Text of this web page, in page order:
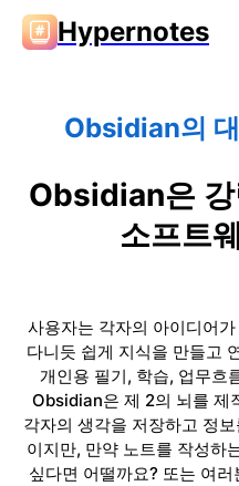
Hypernotes
Obsidian의
Obsidian은 강
소프트
사용자는 각자의 아이디어
다니듯 쉽게 지식을 만들고
개인용 필기, 학습, 업무흐
Obsidian은 제 2의 뇌를 제
각자의 생각을 저장하고 정
이지만, 만약 노트를 작성하
싶다면 어떨까요? 또는 여